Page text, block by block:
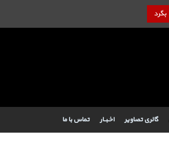
بگرد
گالری تصاویر اخـبــار تماس با ما